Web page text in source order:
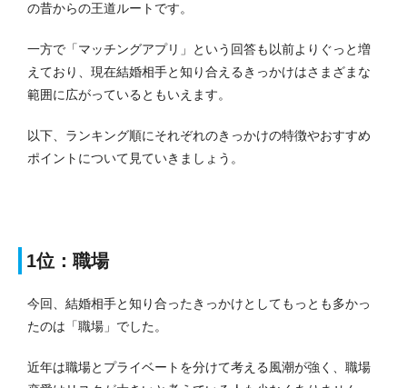
の昔からの王道ルートです。
一方で「マッチングアプリ」という回答も以前よりぐっと増
えており、現在結婚相手と知り合えるきっかけはさまざまな
範囲に広がっているともいえます。
以下、ランキング順にそれぞれのきっかけの特徴やおすすめ
ポイントについて見ていきましょう。
1位：職場
今回、結婚相手と知り合ったきっかけとしてもっとも多かっ
たのは「職場」でした。
近年は職場とプライベートを分けて考える風潮が強く、職場